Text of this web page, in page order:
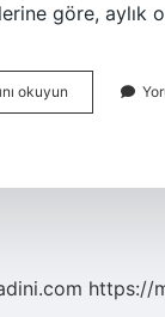
göre, aylık
okuyun
Servis
https://